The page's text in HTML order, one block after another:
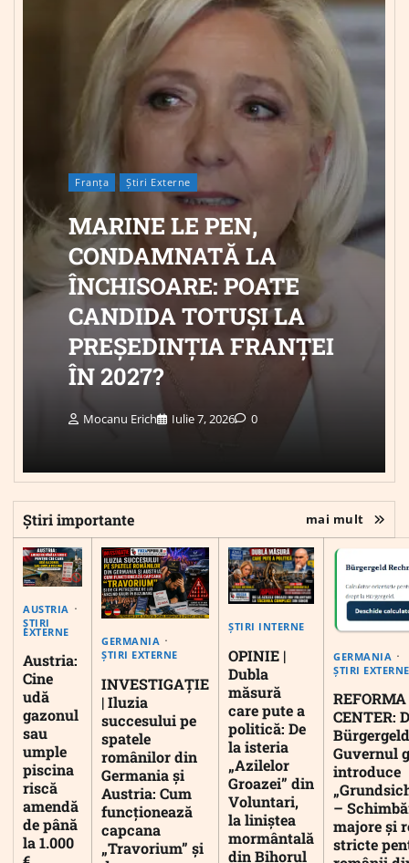
Franța Știri Externe
MARINE LE PEN,
CONDAMNATĂ LA
ÎNCHISOARE: POATE
CANDIDA TOTUȘI LA
PREȘEDINȚIA FRANȚEI
ÎN 2027?
Mocanu Erich Iulie 7, 2026 0
Știri importante mai mult
AUSTRIA
ȘTIRI
EXTERNE
Austria:
Cine
udă
gazonul
sau
umple
piscina
riscă
amendă
de până
la 1.000
GERMANIA
ȘTIRI EXTERNE
INVESTIGAȚIE
| Iluzia
succesului pe
spatele
românilor din
Germania și
Austria: Cum
funcționează
capcana
„Travorium” și
ȘTIRI INTERNE
OPINIE |
Dubla
măsură
care pute a
politică: De
la isteria
„Azilelor
Groazei” din
Voluntari,
la liniștea
mormântală
din Bihorul
GERMANIA
ȘTIRI EXTERNE
CENTER:
Guvernul
introduce
–
majore și
stricte